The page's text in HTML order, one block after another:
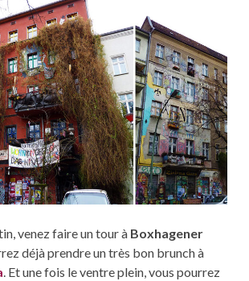
venez faire un tour à Boxhagener
déjà prendre un très bon brunch à
. Et une fois le ventre plein, vous pourrez